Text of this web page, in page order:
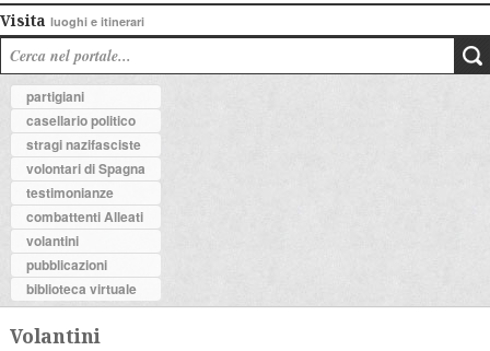
Visita luoghi e itinerari
partigiani
casellario politico
stragi nazifasciste
volontari di Spagna
testimonianze
combattenti Alleati
volantini
pubblicazioni
biblioteca virtuale
Volantini